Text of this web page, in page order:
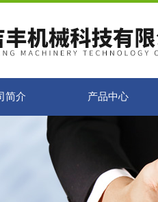
简介 产品中心